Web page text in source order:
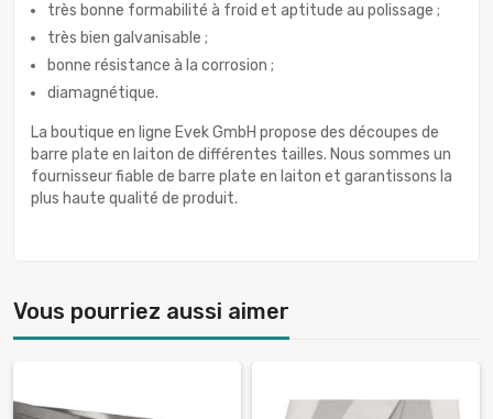
très bonne formabilité à froid et aptitude au polissage ;
très bien galvanisable ;
bonne résistance à la corrosion ;
diamagnétique.
La boutique en ligne Evek GmbH propose des découpes de
barre plate en laiton de différentes tailles. Nous sommes un
fournisseur fiable de barre plate en laiton et garantissons la
plus haute qualité de produit.
Vous pourriez aussi aimer